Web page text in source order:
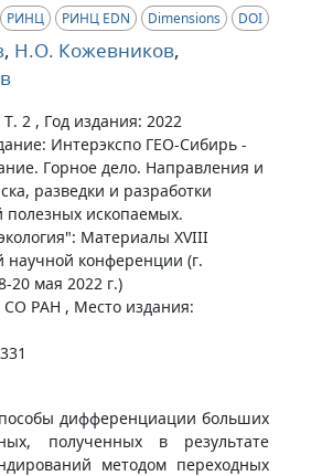
РИНЦ РИНЦ EDN Dimensions DOI
, Н.О. Кожевников,
2 , Год издания: 2022
Интерэкспо ГЕО-Сибирь -
Горное дело. Направления и
разведки и разработки
полезных ископаемых.
Материалы XVIII
научной конференции (г.
20 мая 2022 г.)
СО РАН , Место издания:
дифференциации больших
полученных в результате
методом переходных